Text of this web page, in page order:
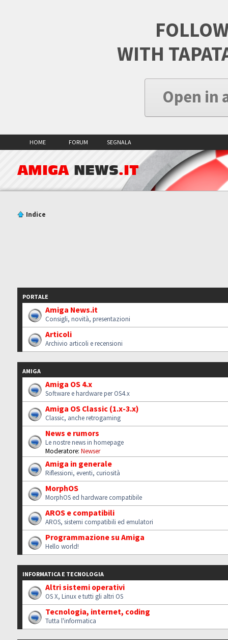
WITH
Open in
HOME FORUM SEGNALA
AMIGA NEWS.IT
Indice
PORTALE
Amiga News.it
Consigli, novità, presentazioni
Articoli
Archivio articoli e recensioni
AMIGA
Amiga OS 4.x
Software e hardware per OS4.x
Amiga OS Classic (1.x-3.x)
Classic, anche retrogaming
News e rumors
Le nostre news in homepage
Moderatore: Newser
Amiga in generale
Riflessioni, eventi, curiosità
MorphOS
MorphOS ed hardware compatibile
AROS e compatibili
AROS, sistemi compatibili ed emulatori
Programmazione su Amiga
Hello world!
INFORMATICA E TECNOLOGIA
Altri sistemi operativi
OS X, Linux e tutti gli altri OS
Tecnologia, internet, coding
Tutta l'informatica